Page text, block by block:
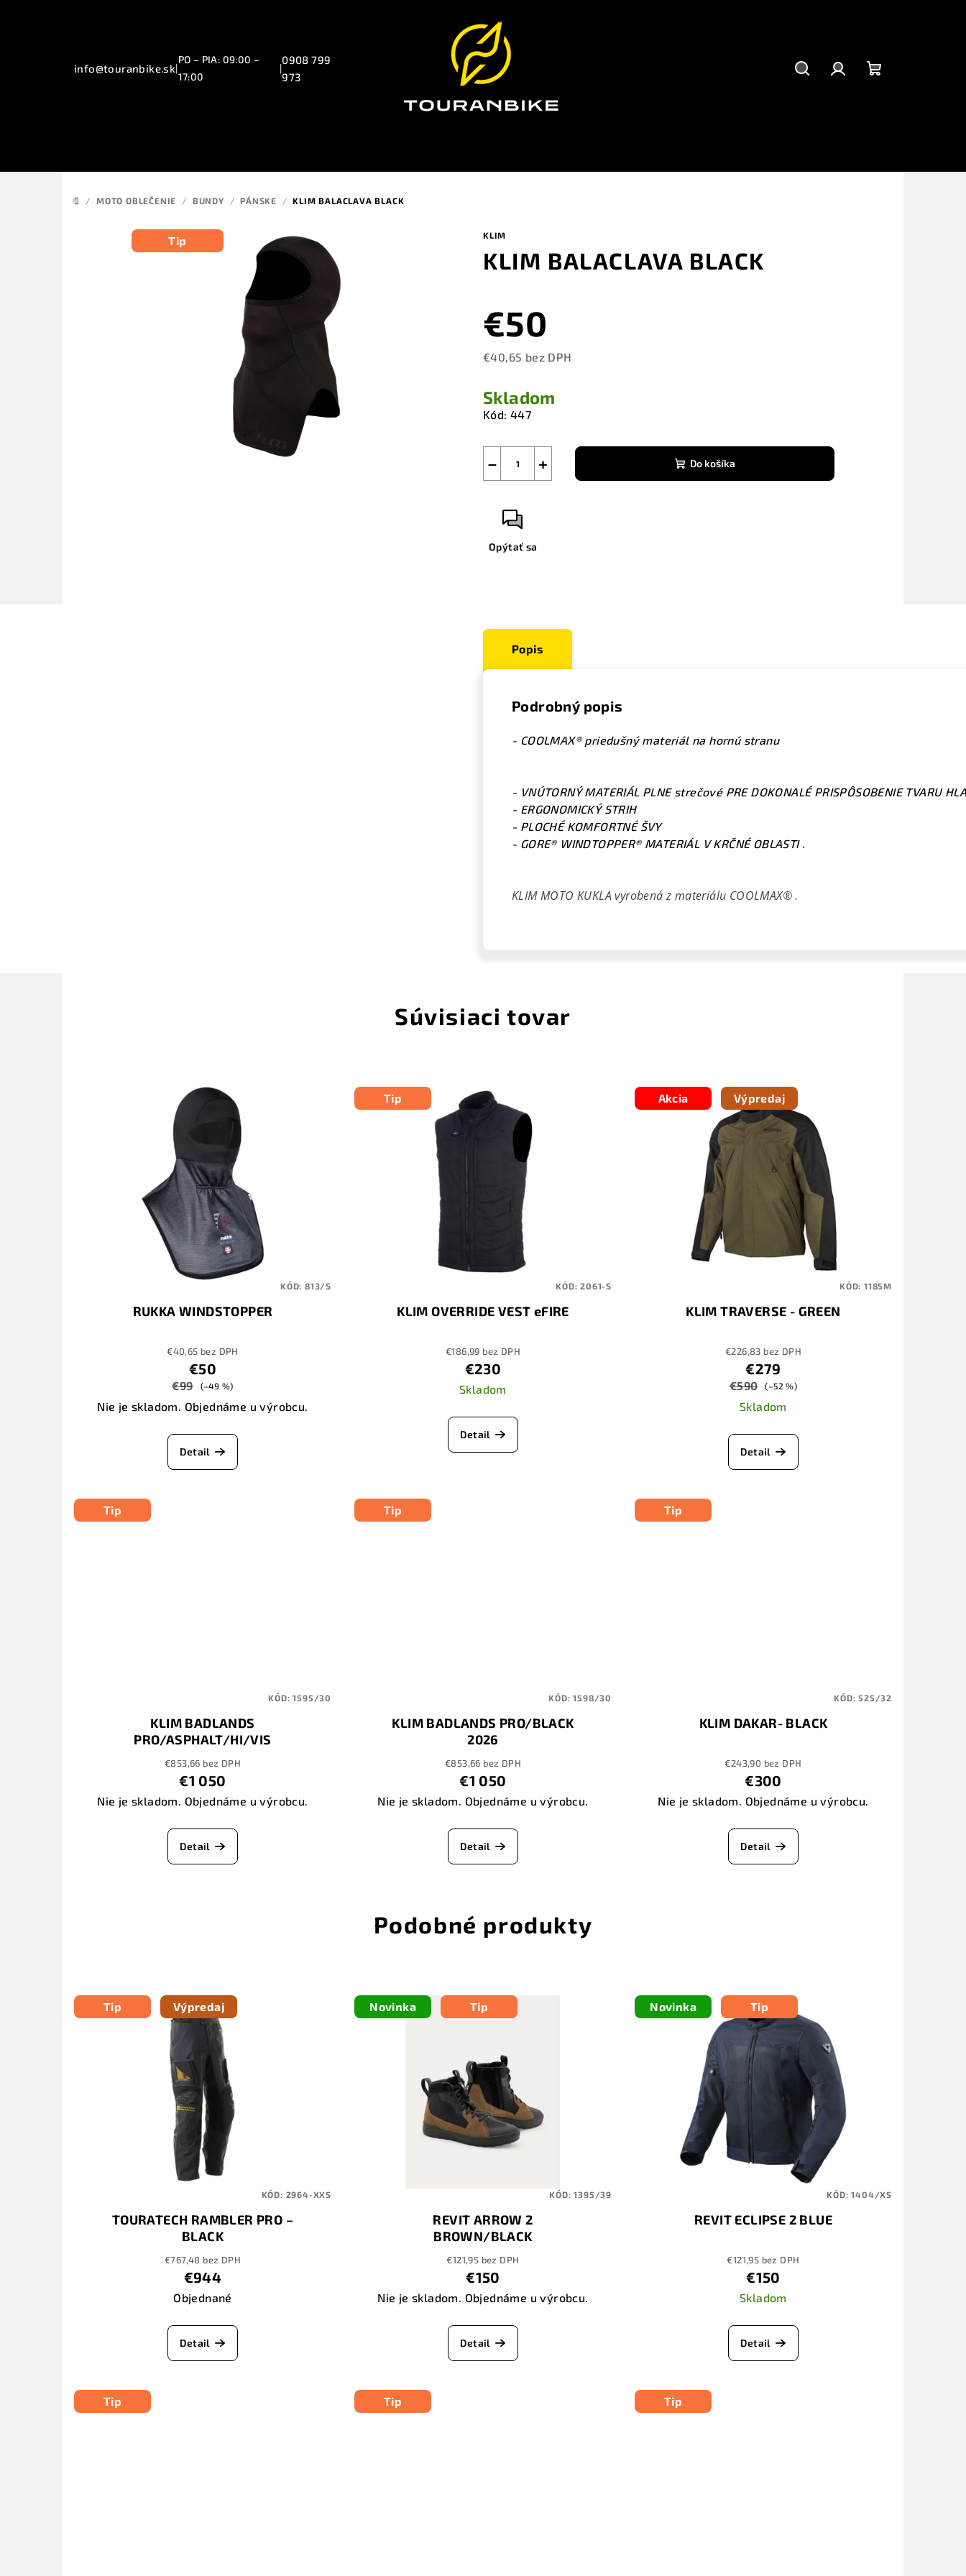
info@touranbike.sk|
PO – PIA: 09:00 –
17:00
|
0908 799
973
DOMOV
/ MOTO OBLEČENIE / BUNDY / PÁNSKE / KLIM BALACLAVA BLACK
KLIM
KLIM BALACLAVA BLACK
€50
€40,65 bez DPH
cena:
Skladom
Kód: 447
+
− Do košíka
Opýtať sa
Tip
Popis
Podrobný popis
- COOLMAX® priedušný materiál na hornú stranu
- VNÚTORNÝ MATERIÁL PLNE strečové PRE DOKONALÉ PRISPÔSOBENIE TVARU
- ERGONOMICKÝ STRIH
- PLOCHÉ KOMFORTNÉ ŠVY
- GORE® WINDTOPPER® MATERIÁL V KRČNÉ OBLASTI .
KLIM MOTO KUKLA vyrobená z materiálu COOLMAX® .
Súvisiaci tovar
RUKKA WINDSTOPPER
€40,65 bez DPH
€50
€99 (–49 %)
Nie je skladom. Objednáme u výrobcu.
Detail
KÓD: 813/S
Tip
KLIM OVERRIDE VEST eFIRE
€186,99 bez DPH
€230
Skladom
Detail
KÓD:2061-S
Akcia Výpredaj
KLIM TRAVERSE - GREEN
€226,83 bez DPH
€279
€590 (–52 %)
Skladom
Detail
KÓD: 1185M
Tip
KLIM BADLANDS
PRO/ASPHALT/HI/VIS
€853,66 bez DPH
€1 050
Nie je skladom. Objednáme u výrobcu.
Detail
KÓD:1595/30
Tip
KLIM BADLANDS PRO/BLACK
2026
€853,66 bez DPH
€1 050
Nie je skladom. Objednáme u výrobcu.
Detail
KÓD:1598/30
Tip
KLIM DAKAR- BLACK
€243,90 bez DPH
€300
Nie je skladom. Objednáme u výrobcu.
Detail
KÓD:525/32
Podobné produkty
Tip Výpredaj
TOURATECH RAMBLER PRO –
BLACK
€767,48 bez DPH
€944
Objednané
Detail
KÓD: 2964-XXS
Novinka Tip
REVIT ARROW 2
BROWN/BLACK
€121,95 bez DPH
€150
Nie je skladom. Objednáme u výrobcu.
Detail
KÓD:1395/39
Novinka Tip
REVIT ECLIPSE 2 BLUE
€121,95 bez DPH
€150
Skladom
Detail
KÓD:1404/XS
Tip Tip Tip